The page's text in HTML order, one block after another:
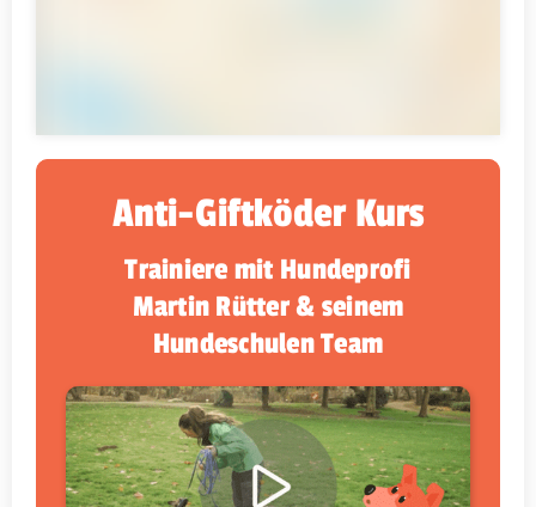
Anti-Giftköder Kurs
Trainiere mit Hundeprofi
Martin Rütter & seinem
Hundeschulen Team